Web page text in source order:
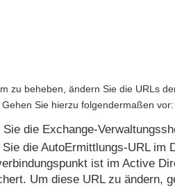
zu beheben, ändern Sie die URLs
Sie hierzu folgendermaßen vor:
Sie die Exchange-
Sie die AutoErmittlungs-URL im
ist im Active
Um diese URL zu ändern,